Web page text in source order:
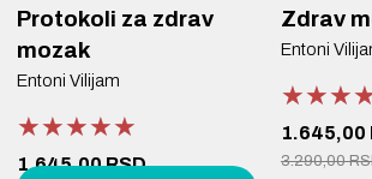
Protokoli za zdrav
mozak
Entoni Vilijam
★★★★★
★★★★★
★★★★★
1.645,00 RSD
Zdrav
Entoni
1.645,00
3.290,00